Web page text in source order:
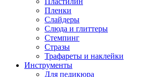
Пленки
Слайдеры
Слюда и глиттеры
Стемпинг
Стразы
Трафареты и наклейки
Инструменты
Для педикюра